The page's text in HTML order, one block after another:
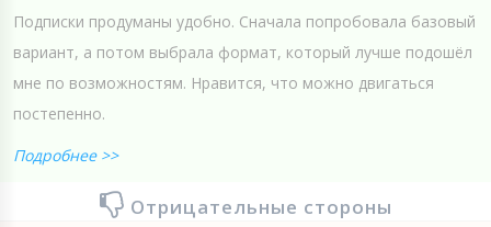
Подписки продуманы удобно. Сначала попробовала базовый
вариант, а потом выбрала формат, который лучше подошёл
мне по возможностям. Нравится, что можно двигаться
постепенно.
Подробнее >>
Отрицательные стороны